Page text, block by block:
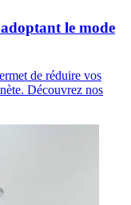
le mode
de réduire vos
Découvrez nos